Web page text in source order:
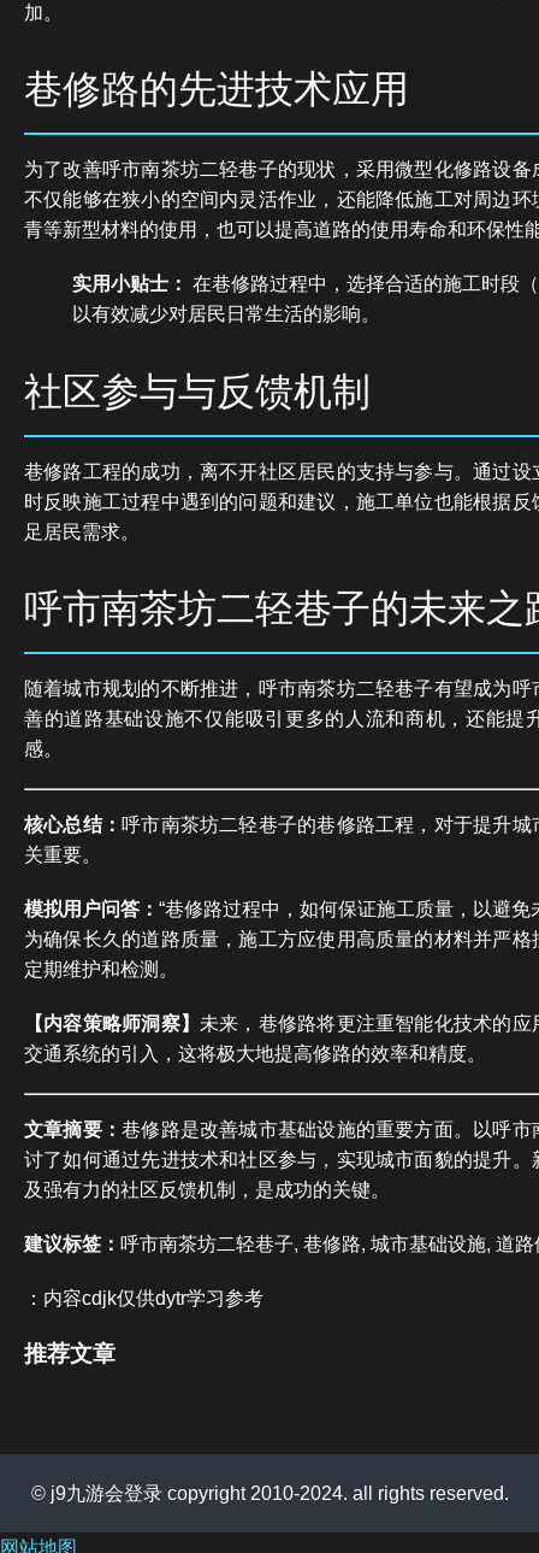
加。
巷修路的先进技术应用
为了改善呼市南茶坊二轻巷子的现状，采用微型化修路设
不仅能够在狭小的空间内灵活作业，还能降低施工对周边
青等新型材料的使用，也可以提高道路的使用寿命和环保性
实用小贴士： 在巷修路过程中，选择合适的施工时段
以有效减少对居民日常生活的影响。
社区参与与反馈机制
巷修路工程的成功，离不开社区居民的支持与参与。通过
时反映施工过程中遇到的问题和建议，施工单位也能根据
足居民需求。
呼市南茶坊二轻巷子的未来之
随着城市规划的不断推进，呼市南茶坊二轻巷子有望成为
善的道路基础设施不仅能吸引更多的人流和商机，还能提
感。
核心总结： 呼市南茶坊二轻巷子的巷修路工程，对于提升
关重要。
模拟用户问答： “巷修路过程中，如何保证施工质量，以避免
为确保长久的道路质量，施工方应使用高质量的材料并严
定期维护和检测。
【内容策略师洞察】 未来，巷修路将更注重智能化技术的
交通系统的引入，这将极大地提高修路的效率和精度。
文章摘要：巷修路是改善城市基础设施的重要方面。以呼
讨了如何通过先进技术和社区参与，实现城市面貌的提升
及强有力的社区反馈机制，是成功的关键。
建议标签： 呼市南茶坊二轻巷子, 巷修路, 城市基础设施, 道
：内容cdjk仅供dytr学习参考
推荐文章
© j9九游会登录 copyright 2010-2024. all rights reserved.
网站地图